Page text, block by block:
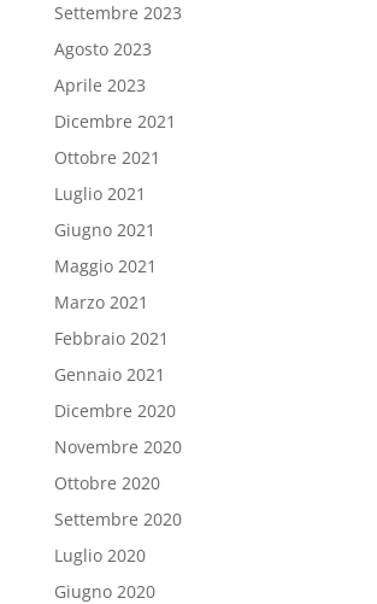
Settembre 2023
Agosto 2023
Aprile 2023
Dicembre 2021
Ottobre 2021
Luglio 2021
Giugno 2021
Maggio 2021
Marzo 2021
Febbraio 2021
Gennaio 2021
Dicembre 2020
Novembre 2020
Ottobre 2020
Settembre 2020
Luglio 2020
Giugno 2020